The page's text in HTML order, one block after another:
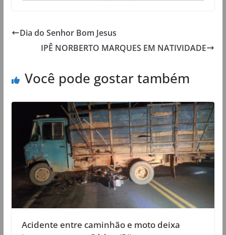
Dia do Senhor Bom Jesus
IPÊ NORBERTO MARQUES EM NATIVIDADE
Você pode gostar também
Acidente entre caminhão e moto deixa